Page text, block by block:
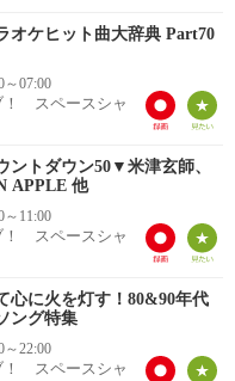
オケヒット曲大辞典 Part70
～07:00
！ スペースシャ
ントダウン50▼米津玄師、
APPLE 他
～11:00
！ スペースシャ
心に火を灯す！80&90年代
ング特集
～22:00
！ スペースシャ